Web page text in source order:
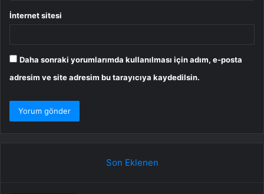
İnternet sitesi
Daha sonraki yorumlarımda kullanılması için adım, e-posta
adresim ve site adresim bu tarayıcıya kaydedilsin.
Son Eklenen